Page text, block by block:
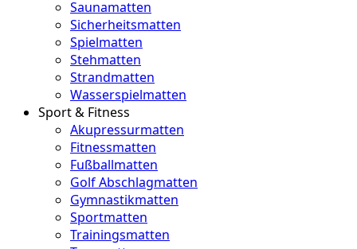
Saunamatten
Sicherheitsmatten
Spielmatten
Stehmatten
Strandmatten
Wasserspielmatten
Sport & Fitness
Akupressurmatten
Fitnessmatten
Fußballmatten
Golf Abschlagmatten
Gymnastikmatten
Sportmatten
Trainingsmatten